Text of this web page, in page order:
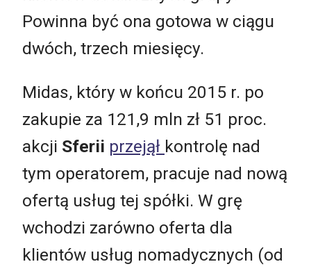
Powinna być ona gotowa w ciągu
dwóch, trzech miesięcy.
Midas, który w końcu 2015 r. po
zakupie za 121,9 mln zł 51 proc.
akcji Sferii przejął kontrolę nad
tym operatorem, pracuje nad nową
ofertą usług tej spółki. W grę
wchodzi zarówno oferta dla
klientów usług nomadycznych (od